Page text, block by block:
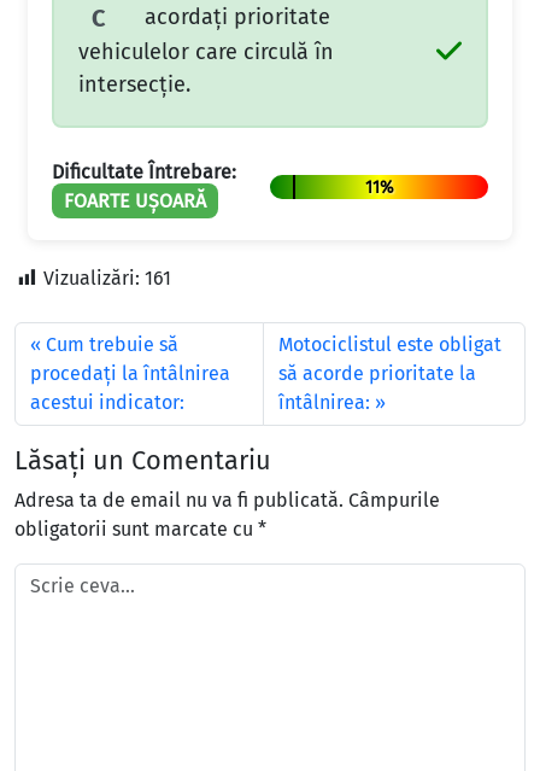
C
acordaţi prioritate
vehiculelor care circulă în
intersecţie.
Dificultate Întrebare:
FOARTE UȘOARĂ
11%
Vizualizări: 161
Cum trebuie să
procedaţi la întâlnirea
acestui indicator:
Motociclistul este obligat
să acorde prioritate la
întâlnirea:
Lăsați un Comentariu
Adresa ta de email nu va fi publicată. Câmpurile
obligatorii sunt marcate cu *